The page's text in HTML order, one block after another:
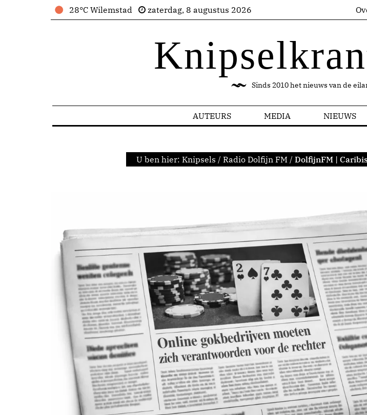
28°C Wilemstad zaterdag, 8 augustus 2026
Sinds 2010 het nieuws van de
AUTEURS MEDIA NIEUWS
U ben hier: Knipsels / Radio Dolfijn FM / DolfijnFM |